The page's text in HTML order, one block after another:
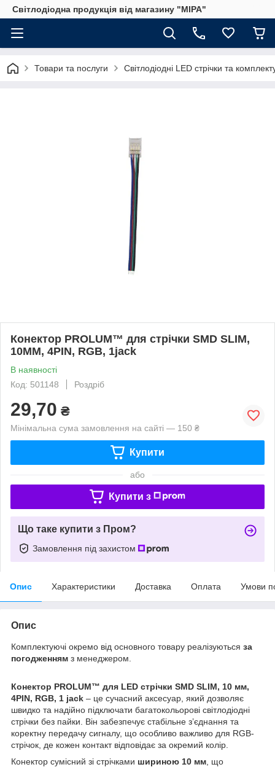
Світлодіодна продукція від магазину "МІРА"
Товари та послуги Світлодіодні LED стрічки та
Конектор PROLUM™ для стрічки SMD SLIM,
10ММ, 4PIN, RGB, 1jack
В наявності
Код: 501148
Роздріб
29,70 ₴
Мінімальна сума замовлення на сайті — 150 ₴
Купити
або
Купити з
Що таке купити з Пром?
Замовлення під захистом
Опис Характеристики Доставка Оплата Умови
Опис
Комплектуючі окремо від основного товару реалізуються за
погодженням з менеджером.
Конектор PROLUM™ для LED стрічки SMD SLIM, 10 мм,
4PIN, RGB, 1 jack – це сучасний аксесуар, який дозволяє
швидко та надійно підключати багатокольорові світлодіодні
стрічки без пайки. Він забезпечує стабільне з’єднання та
коректну передачу сигналу, що особливо важливо для RGB-
стрічок, де кожен контакт відповідає за окремий колір.
Конектор сумісний зі стрічками шириною 10 мм , що